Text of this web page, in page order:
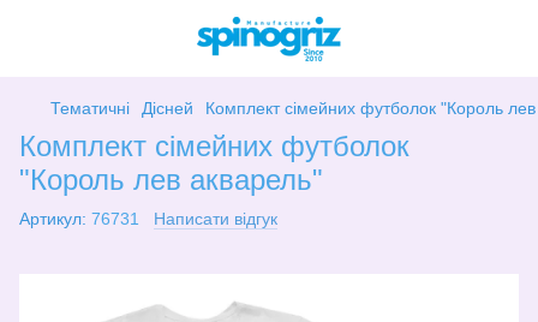
Тематичні Дісней Комплект сімейних футболок "Король
Комплект сімейних футболок
"Король лев акварель"
Артикул: 76731 Написати відгук